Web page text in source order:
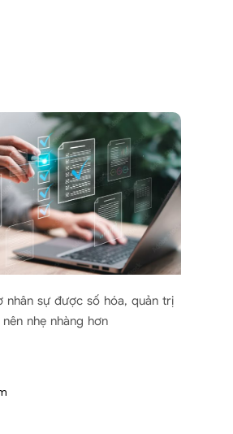
nhân sự được số hóa, quản trị
nhẹ nhàng hơn